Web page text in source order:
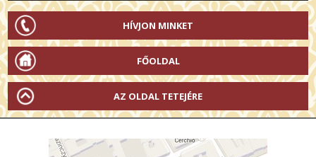
HÍVJON MINKET
FŐOLDAL
AZ OLDAL TETEJÉRE